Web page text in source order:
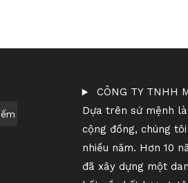
CÔNG TY TNHH
Dựa trên sứ mệnh
cộng đồng, chúng
nhiều năm. Hơn 10
đã xây dựng một